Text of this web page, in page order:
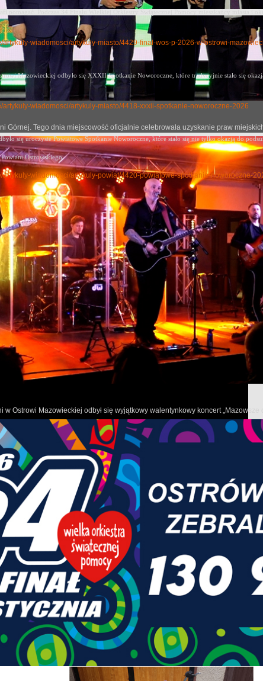
Górnej. Tego dnia miejscowość oficjalnie celebrowała uzyskanie praw
w Ostrowi Mazowieckiej odbył się wyjątkowy walentynkowy koncert „Mazowsze
artykuly-wiadomosci/artykuly-miasto/4429-final-wos-p-2026-w-ostrowi-
Mazowieckiej odbyło się XXXII Spotkanie Noworoczne, które tradycyjnie stało się
artykuly-wiadomosci/artykuly-miasto/4418-xxxii-spotkanie-noworoczne-2026
się uroczyste Powiatowe Spotkanie Noworoczne, które stało się nie tylko okazją do
Ostrowskiego.
artykuly-wiadomosci/artykuly-powiat/4420-powiatowe-spotkanie-noworoczne-
z Mazowsza 80
tvostrow
Utworzono: 07 październik 2024
W tym wydaniu programu informacyjnego
o. trendach w nowoczesnej opiece okołoporodowej
mazowieckiej wsi,
planowanej rozbudowie Szpitala
oraz tegorocznych laureatach Nagrody im.